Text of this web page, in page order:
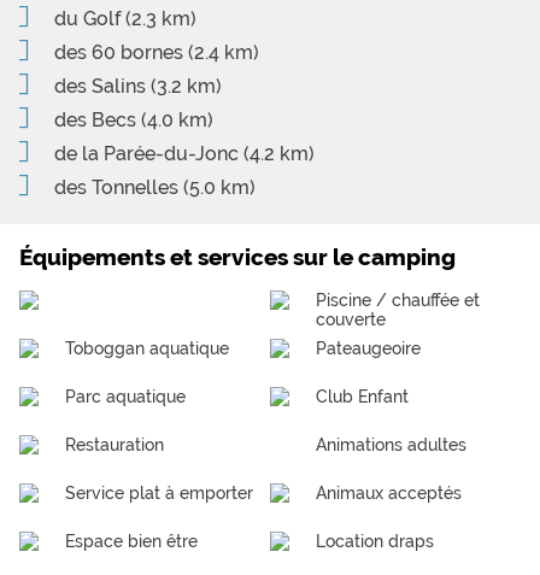
du Golf(2.3 km)
des 60 bornes (2.4 km)
des Salins (3.2 km)
des Becs (4.0 km)
de la Parée-du-Jonc (4.2 km)
des Tonnelles (5.0 km)
Équipements et services sur le camping
Piscine / chauffée et
couverte
Toboggan aquatique
Pateaugeoire
Parc aquatique Club Enfant
Restauration Animations adultes
Service plat à emporter Animaux acceptés
Espace bien être Location draps